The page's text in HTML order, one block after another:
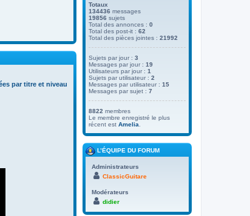
par titre et niveau
Totaux
134436 messages
19856 sujets
Total des annonces : 0
Total des post-it : 62
Total des pièces jointes : 21992
Sujets par jour : 3
Messages par jour : 19
Utilisateurs par jour : 1
Sujets par utilisateur : 2
Messages par utilisateur : 15
Messages par sujet : 7
8822 membres
Le membre enregistré le plus
récent est Amelia
L’ÉQUIPE DU FORUM
Administrateurs
ClassicGuitare
Modérateurs
didier